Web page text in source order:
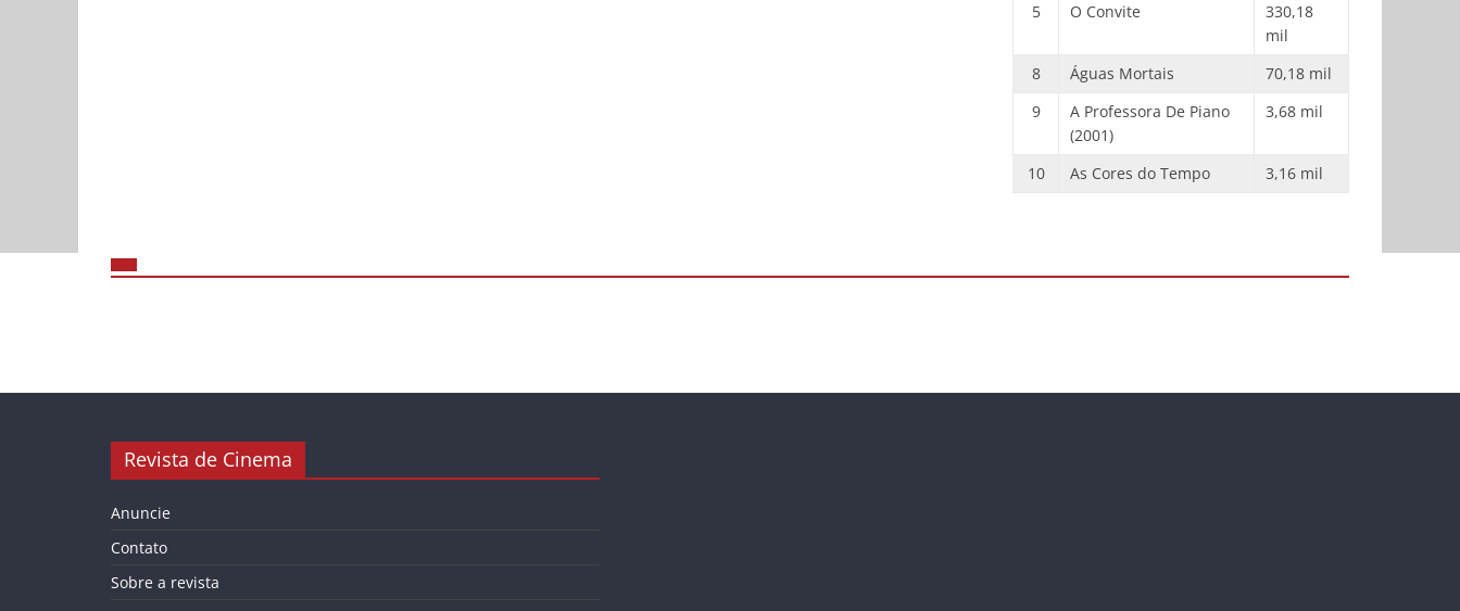
5
O Convite
330,18
mil
8
Águas Mortais
70,18 mil
9
A Professora De Piano
(2001)
3,68 mil
10 As Cores do Tempo 3,16 mil
Revista de Cinema
Anuncie
Contato
Sobre a revista